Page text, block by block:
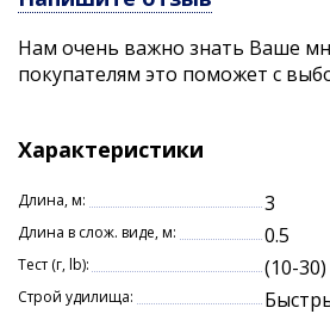
Нам очень важно знать Ваше
покупателям это поможет с
Характеристики
Длина, м: 3
Длина в слож. виде, м: 0.5
Тест (г, lb): (10-30)
Строй удилища: